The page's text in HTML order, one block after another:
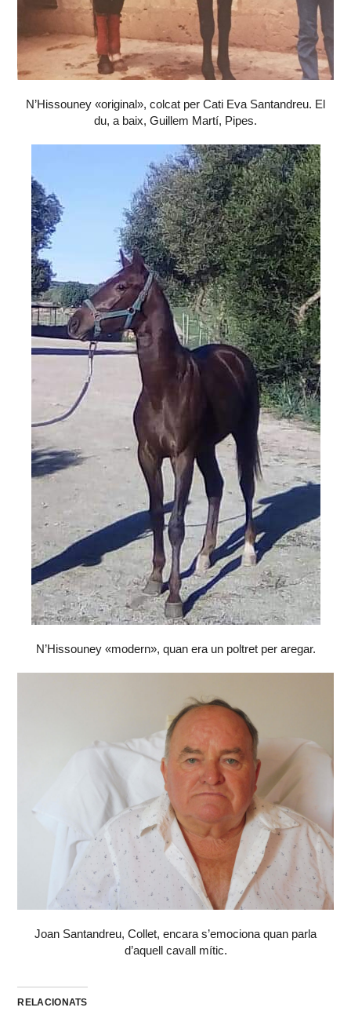
N’Hissouney «original», colcat per Cati Eva Santandreu. El
du, a baix, Guillem Martí, Pipes.
N’Hissouney «modern», quan era un poltret per aregar.
Joan Santandreu, Collet, encara s’emociona quan parla
d’aquell cavall mític.
RELACIONATS